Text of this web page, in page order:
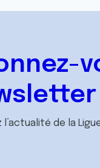
l’actualité de la